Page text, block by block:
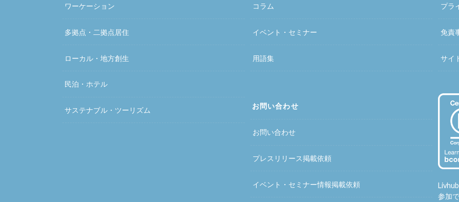
ワーケーション
多拠点・二拠点居住
ローカル・地方創生
民泊・ホテル
サステナブル・ツーリズム
コラム
イベント・セミナー
用語集
お問い合わせ
お問い合わせ
プレスリリース掲載依頼
イベント・セミナー情報掲載依頼
プラ
免責
サイ
参加